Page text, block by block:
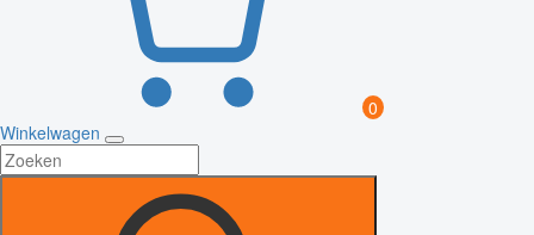
0
Winkelwagen